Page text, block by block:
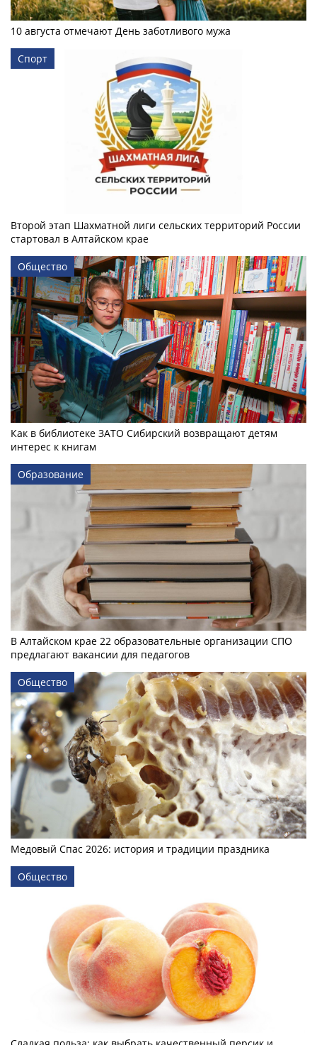
10 августа отмечают День заботливого мужа
Спорт
Второй этап Шахматной лиги сельских территорий России
стартовал в Алтайском крае
Общество
Как в библиотеке ЗАТО Сибирский возвращают детям
интерес к книгам
Образование
В Алтайском крае 22 образовательные организации СПО
предлагают вакансии для педагогов
Общество
Медовый Спас 2026: история и традиции праздника
Общество